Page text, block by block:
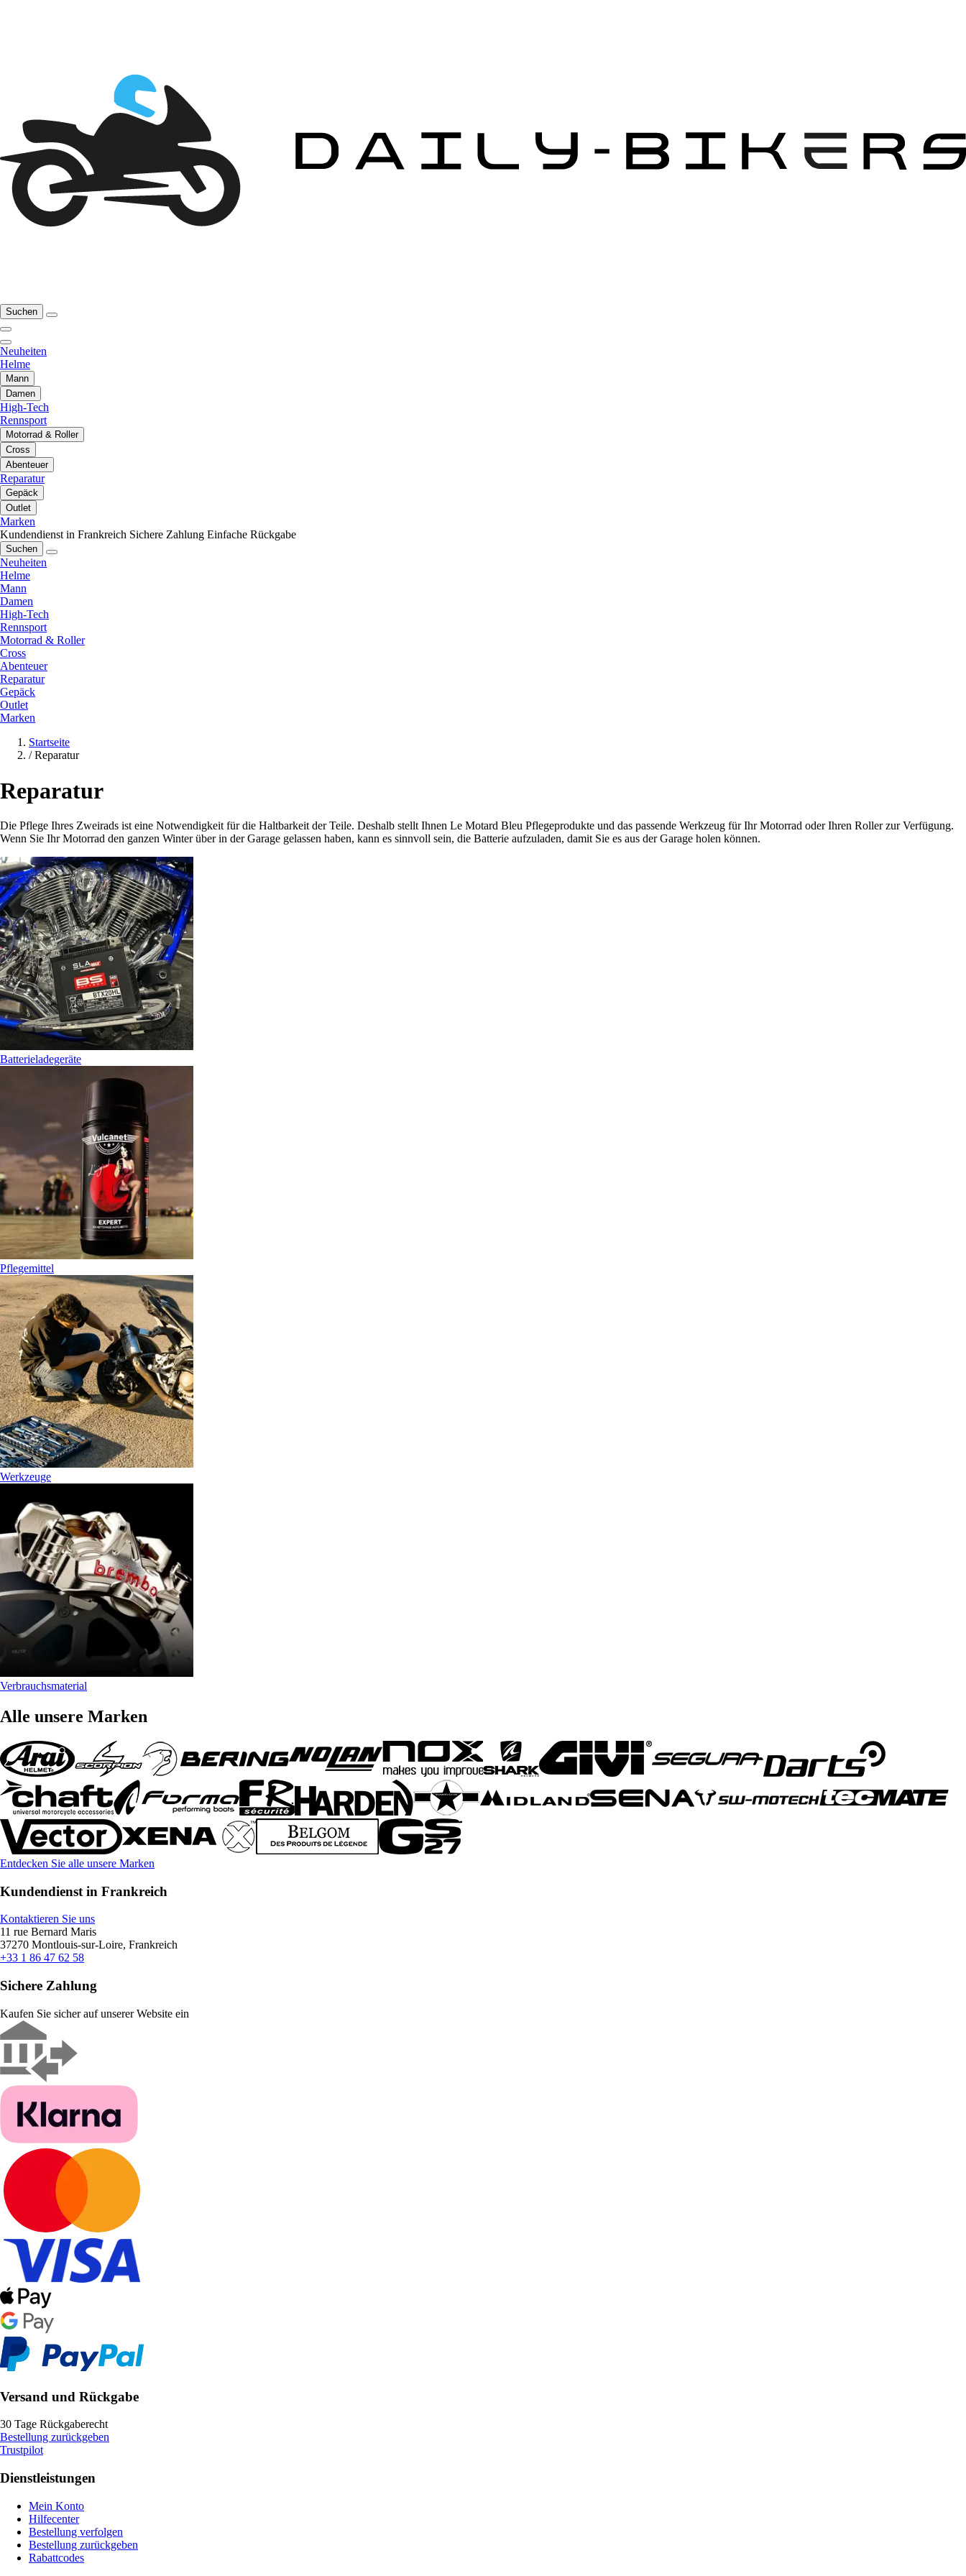
Suchen
Neuheiten
Helme
Mann
Damen
High-Tech
Rennsport
Motorrad & Roller
Cross
Abenteuer
Reparatur
Gepäck
Outlet
Marken
Kundendienst in Frankreich Sichere Zahlung Einfache Rückgabe
Suchen
Neuheiten
Helme
Mann
Damen
High-Tech
Rennsport
Motorrad & Roller
Cross
Abenteuer
Reparatur
Gepäck
Outlet
Marken
Startseite
/ Reparatur
Reparatur
Die Pflege Ihres Zweirads ist eine Notwendigkeit für die Haltbarkeit der Teile. Deshalb stellt Ihnen Le Motard Bleu Pflegeprodukte und das passende Werkzeug für Ihr Motorrad oder Ihren Roller zur Verfügung.
Wenn Sie Ihr Motorrad den ganzen Winter über in der Garage gelassen haben, kann es sinnvoll sein, die Batterie aufzuladen, damit Sie es aus der Garage holen können.
Batterieladegeräte
Pflegemittel
Werkzeuge
Verbrauchsmaterial
Alle unsere Marken
Entdecken Sie alle unsere Marken
Kundendienst in Frankreich
Kontaktieren Sie uns
11 rue Bernard Maris
37270 Montlouis-sur-Loire, Frankreich
+33 1 86 47 62 58
Sichere Zahlung
Kaufen Sie sicher auf unserer Website ein
Versand und Rückgabe
30 Tage Rückgaberecht
Bestellung zurückgeben
Trustpilot
Dienstleistungen
Mein Konto
Hilfecenter
Bestellung verfolgen
Bestellung zurückgeben
Rabattcodes